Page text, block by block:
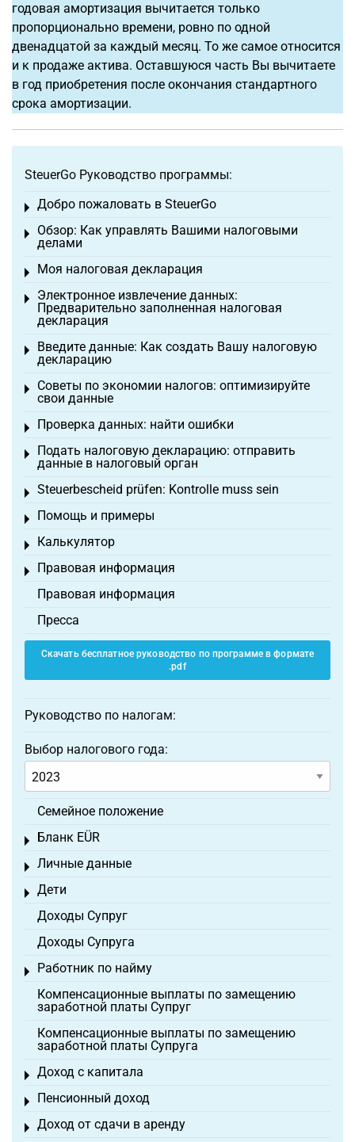
годовая амортизация вычитается только
пропорционально времени, ровно по одной
двенадцатой за каждый месяц. То же самое относится
и к продаже актива. Оставшуюся часть Вы вычитаете
в год приобретения после окончания стандартного
срока амортизации.
SteuerGo Руководство программы:
Добро пожаловать в SteuerGo
Toggle menu
Обзор: Как управлять Вашими налоговыми
делами
Toggle menu
Моя налоговая декларация
Toggle menu
Электронное извлечение данных:
Предварительно заполненная налоговая
декларация
Toggle menu
Введите данные: Как создать Вашу налоговую
декларацию
Toggle menu
Советы по экономии налогов: оптимизируйте
свои данные
Toggle menu
Проверка данных: найти ошибки
Toggle menu
Подать налоговую декларацию: отправить
данные в налоговый орган
Toggle menu
Steuerbescheid prüfen: Kontrolle muss sein
Toggle menu
Помощь и примеры
Toggle menu
Калькулятор
Toggle menu
Правовая информация
Toggle menu
Правовая информация
Пресса
Скачать бесплатное руководство по программе в формате
.pdf
Руководство по налогам:
Выбор налогового года:
Семейное положение
Бланк EÜR
Toggle menu
Личные данные
Toggle menu
Дети
Toggle menu
Доходы Супруг
Доходы Супруга
Работник по найму
Toggle menu
Компенсационные выплаты по замещению
заработной платы Супруг
Компенсационные выплаты по замещению
заработной платы Супруга
Доход с капитала
Toggle menu
Пенсионный доход
Toggle menu
Доход от сдачи в аренду
Toggle menu